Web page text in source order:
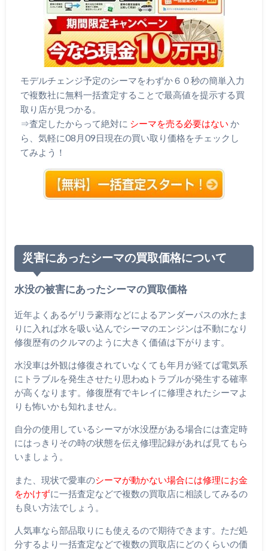
モデルチェンジ予定のシーマをわずか６０秒の簡単入力
で複数社に無料一括査定することで最高値を提示する買
取り店が見つかる。
⇒査定したからって絶対に シーマを売る必要はない か
ら、気軽に08月09日現在の買い取り価格をチェックし
てみよう！
災害にあったシーマの買取価格について
水没の被害にあったシーマの買取価格
近年よくあるゲリラ豪雨などによるアンダーパスの水たま
りに入れば水を吸い込んでシーマのエンジンは不動になり
修復歴有のクルマのように大きく価値は下がります。
水没車は外観は修復されていなくても年月が経てば電気系
にトラブルを発生させたり思わぬトラブルが発生する確率
が高くなります。修復歴有でキレイに修理されたシーマよ
りも怖いかも知れません。
自分の使用しているシーマが水没歴がある場合には査定時
にはっきりその時の状態を伝え修理記録があれば見てもら
いましょう。
また、現状で愛車のシーマが動かない場合には修理にお金
をかけずに一括査定などで複数の買取店に相談してみるの
も良い方法でしょう。
人気車なら部品取りにも使えるので期待できます。ただ処
分するより一括査定などで複数の買取店にどのくらいの価